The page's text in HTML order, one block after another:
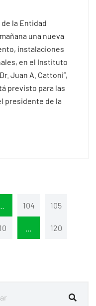
la Entidad
una nueva
instalaciones
en el Instituto
Juan A. Cattoni”,
previsto para las
presidente de la
104 105
120